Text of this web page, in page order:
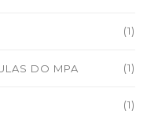
(1)
DO MPA (1)
(1)